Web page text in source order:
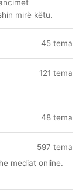
mirë këtu.
45 tema
121 tema
48 tema
597 tema
mediat online.